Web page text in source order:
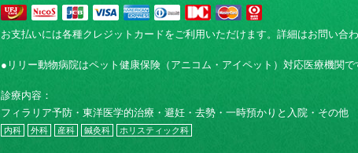
お支払いには各種クレジットカードをご利用いただけます。詳細はお問い合わ
●リリー動物病院はペット健康保険（アニコム・アイペット）対応医療機関で
診療内容：
フィラリア予防・東洋医学的治療・避妊・去勢・一時預かりと入院・その他
内科 外科 産科 鍼灸科 ホリスティック科